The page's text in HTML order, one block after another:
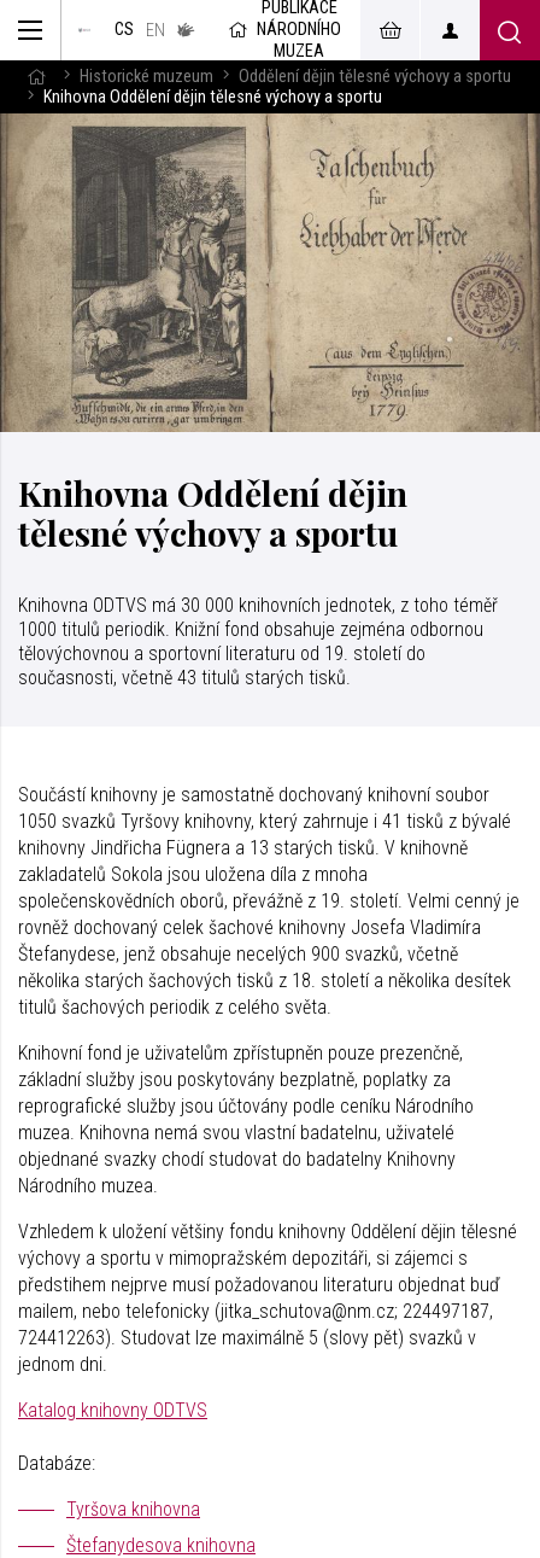
CS EN
v českém
jazyce
PUBLIKACE
NÁRODNÍHO
MUZEA
Historické muzeum
Oddělení dějin tělesné výchovy a sportu
Knihovna Oddělení dějin tělesné výchovy a sportu
Knihovna Oddělení dějin
tělesné výchovy a sportu
Knihovna ODTVS má 30 000 knihovních jednotek, z toho téměř
1000 titulů periodik. Knižní fond obsahuje zejména odbornou
tělovýchovnou a sportovní literaturu od 19. století do
současnosti, včetně 43 titulů starých tisků.
Součástí knihovny je samostatně dochovaný knihovní soubor
1050 svazků Tyršovy knihovny, který zahrnuje i 41 tisků z bývalé
knihovny Jindřicha Fügnera a 13 starých tisků. V knihovně
zakladatelů Sokola jsou uložena díla z mnoha
společenskovědních oborů, převážně z 19. století. Velmi cenný je
rovněž dochovaný celek šachové knihovny Josefa Vladimíra
Štefanydese, jenž obsahuje necelých 900 svazků, včetně
několika starých šachových tisků z 18. století a několika desítek
titulů šachových periodik z celého světa.
Knihovní fond je uživatelům zpřístupněn pouze prezenčně,
základní služby jsou poskytovány bezplatně, poplatky za
reprografické služby jsou účtovány podle ceníku Národního
muzea. Knihovna nemá svou vlastní badatelnu, uživatelé
objednané svazky chodí studovat do badatelny Knihovny
Národního muzea.
Vzhledem k uložení většiny fondu knihovny Oddělení dějin tělesné
výchovy a sportu v mimopražském depozitáři, si zájemci s
předstihem nejprve musí požadovanou literaturu objednat buď
mailem, nebo telefonicky (jitka_schutova@nm.cz; 224497187,
724412263). Studovat lze maximálně 5 (slovy pět) svazků v
jednom dni.
Katalog knihovny ODTVS
Databáze:
Tyršova knihovna
Štefanydesova knihovna